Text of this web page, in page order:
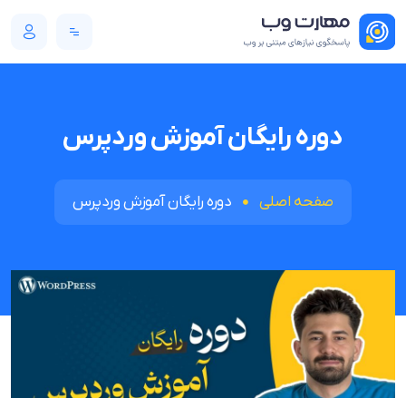
دوره رایگان آموزش وردپرس
صفحه اصلی دوره رایگان آموزش وردپرس